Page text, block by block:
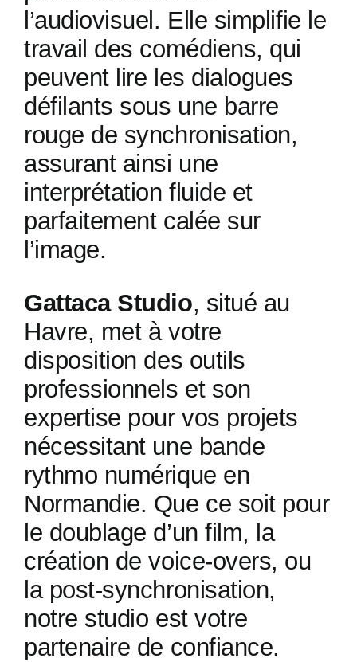
l’audiovisuel. Elle simplifie le
travail des comédiens, qui
peuvent lire les dialogues
défilants sous une barre
rouge de synchronisation,
assurant ainsi une
interprétation fluide et
parfaitement calée sur
l’image.
Gattaca Studio, situé au
Havre, met à votre
disposition des outils
professionnels et son
expertise pour vos projets
nécessitant une bande
rythmo numérique en
Normandie. Que ce soit pour
le doublage d’un film, la
création de voice-overs, ou
la post-synchronisation,
notre studio est votre
partenaire de confiance.